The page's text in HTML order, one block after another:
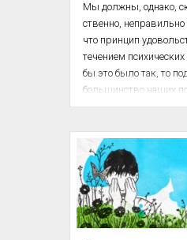
Мы должны, однако,
ственно, неправильно
что принцип
течением
бы это было так, то
большинство наших
процессов должно
вести к
весь наш обычный
противоречит этому.
дело может обстоять
душе имеется
господству принципа